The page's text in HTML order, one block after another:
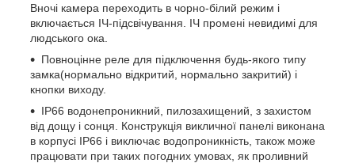
Вночі камера переходить в чорно-білий режим і
включається ІЧ-підсвічування. ІЧ промені невидимі для
людського ока.
Повноцінне реле для підключення будь-якого типу
замка(нормально відкритий, нормально закритий) і
кнопки виходу.
IP66 водонепроникний, пилозахищений, з захистом
від дощу і сонця. Конструкція викличної панелі виконана
в корпусі IP66 і виключає водопроникність, також може
працювати при таких погодних умовах, як проливний